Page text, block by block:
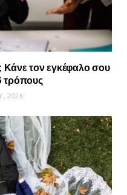
Κάνε τον εγκέφαλο σου
τρόπους
2026